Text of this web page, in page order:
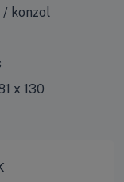
konzol
x 130